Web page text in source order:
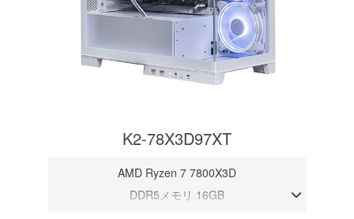
K2-78X3D97XT
AMD Ryzen 7 7800X3D
DDR5メモリ 16GB